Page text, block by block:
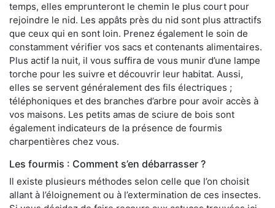
temps, elles emprunteront le chemin le plus court pour
rejoindre le nid. Les appâts près du nid sont plus attractifs
que ceux qui en sont loin. Prenez également le soin de
constamment vérifier vos sacs et contenants alimentaires.
Plus actif la nuit, il vous suffira de vous munir d’une lampe
torche pour les suivre et découvrir leur habitat. Aussi,
elles se servent généralement des fils électriques ;
téléphoniques et des branches d’arbre pour avoir accès à
vos maisons. Les petits amas de sciure de bois sont
également indicateurs de la présence de fourmis
charpentières chez vous.
Les fourmis : Comment s’en débarrasser ?
Il existe plusieurs méthodes selon celle que l’on choisit
allant à l’éloignement ou à l’extermination de ces insectes.